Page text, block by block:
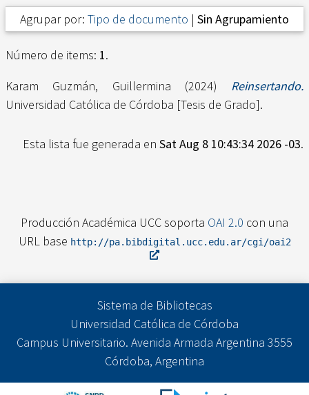
Agrupar por: Tipo de documento | Sin Agrupamiento
Número de items: 1.
Karam Guzmán, Guillermina (2024) Reinsertando.
Universidad Católica de Córdoba [Tesis de Grado].
Esta lista fue generada en Sat Aug 8 10:43:34 2026 -03.
Producción Académica UCC soporta OAI 2.0 con una
URL base http://pa.bibdigital.ucc.edu.ar/cgi/oai2
Sistema de Bibliotecas
Universidad Católica de Córdoba
Campus Universitario. Avenida Armada Argentina 3555
Córdoba, Argentina